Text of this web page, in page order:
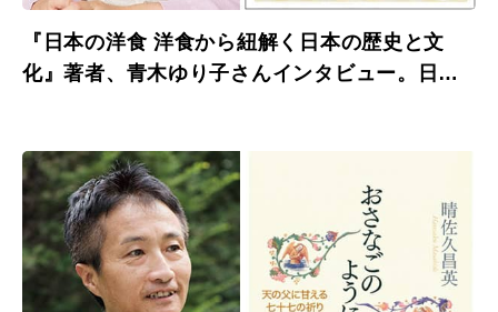
『日本の洋食 洋食から紐解く日本の歴史と文
化』著者、青木ゆり子さんインタビュー。日本